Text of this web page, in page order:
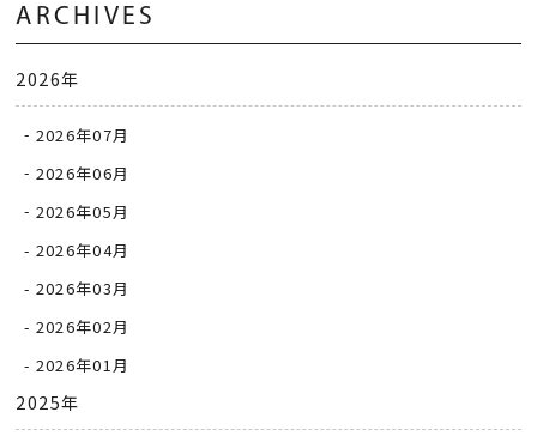
ARCHIVES
2026年
2026年07月
2026年06月
2026年05月
2026年04月
2026年03月
2026年02月
2026年01月
2025年